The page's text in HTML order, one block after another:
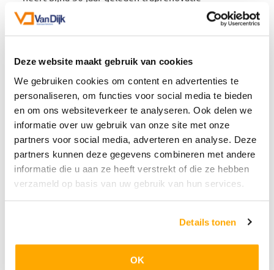
Deze website maakt gebruik van cookies
We gebruiken cookies om content en advertenties te
personaliseren, om functies voor social media te bieden
en om ons websiteverkeer te analyseren. Ook delen we
informatie over uw gebruik van onze site met onze
partners voor social media, adverteren en analyse. Deze
partners kunnen deze gegevens combineren met andere
informatie die u aan ze heeft verstrekt of die ze hebben
verzameld op basis van uw gebruik van hun services.
Details tonen
OK
ontwikkeld zoals we die vandaag de dag kennen.
treden. Zo kunnen ook de stootborden en de
zijkanten van de trap (de wangen) worden bekleed.
Daarnaast zijn er extra opties zoals het integreren
van ledverlichting in de treden voor een moderne
uitstraling.
Wij zijn specialist op het gebied van traprenovatie,
en dat zie je terug in onze flexibele leveringsopties.
Afhankelijk van je wensen bepaal je zelf in hoeverre
je ontzorgd wilt worden bij het aanbieden van een
traprenovatie aan de klant. Of je nu alleen
materialen nodig hebt of een complete service
altijd een oplossing die bij jou past.